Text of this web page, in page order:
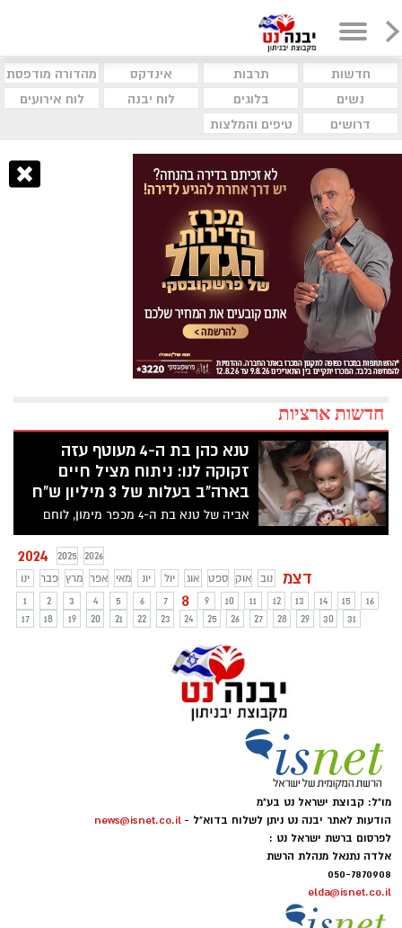
חדשות תרבות אינדקס
מהדורה מודפסת
נשים
בלוגים לוח יבנה
לוח אירועים
דרושים
טיפים והמלצות
חדשות ארציות
טנא כהן בת ה-4 מעוטף עזה
זקוקה לנו: ניתוח מציל חיים
בארה"ב בעלות של 3 מיליון ש"ח
אביה של טנא בת ה-4 מכפר מימון, לוחם
מילואים שעשה מעל 200 ימי שירות מאז
תחילת המלחמה, ואמה גלי, משתפים את
סיפורם המטלטל על המאבק להצלת חייה של
בתם הקטנה, שמתמודדת בפעם השנייה עם
סרטן אלים. המשפחה יוצאת למסע נואש
לניתוח מציל חיים בארה"ב, ועלותה נאמדת
ב-3 מיליון ש"ח. זה הזמן שלנו להתגייס
ולעזור.
2024 2025
2026
ינו
פבר מרץ אפר מאי יונ יול אוג ספט אוק נוב דצמ
1 2 3 4 5 6 7 8 9 10 11 12 13 14 15
16
17
18 19 20 21 22 23 24 25 26 27 28 29 30 31
מו"ל: קבוצת ישראל נט בע"מ
הודעות לאתר יבנה נט ניתן לשלוח בדוא"ל - news@isnet.co.il
לפרסום ברשת ישראל נט :
אלדה נתנאל מנהלת הרשת
050-7870908
elda@isnet.co.il